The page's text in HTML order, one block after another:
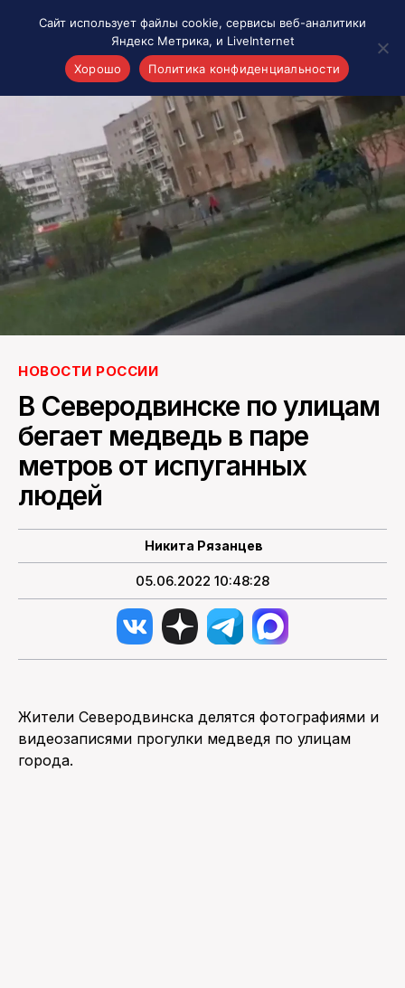
Акценты
Материалы о Рязани и области
Проекты 7 инфо
Здоровье
Интересное
Новости кино и ТВ
Новости России
Новости мира
О НАС
ПОИСК ПО САЙТУ
НОВОСТИ РОССИИ
В Северодвинске по улицам
бегает медведь в паре
метров от испуганных
людей
Никита Рязанцев
05.06.2022 10:48:28
Жители Северодвинска делятся фотографиями и
видеозаписями прогулки медведя по улицам
города.
Сайт использует файлы cookie, сервисы веб-аналитики
Яндекс Метрика, и LiveInternet
Хорошо
Политика конфиденциальности